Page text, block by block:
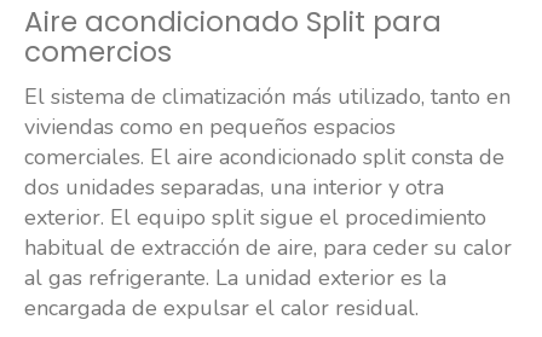
Aire acondicionado Split para
comercios
El sistema de climatización más utilizado, tanto en
viviendas como en pequeños espacios
comerciales. El aire acondicionado split consta de
dos unidades separadas, una interior y otra
exterior. El equipo split sigue el procedimiento
habitual de extracción de aire, para ceder su calor
al gas refrigerante. La unidad exterior es la
encargada de expulsar el calor residual.